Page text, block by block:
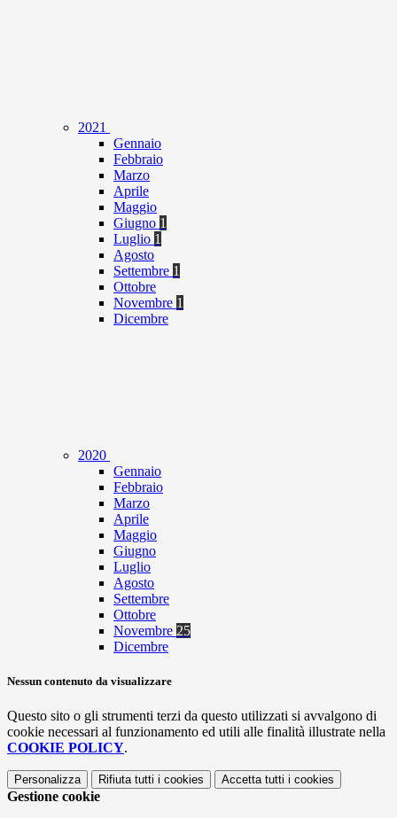
2021
Gennaio
Febbraio
Marzo
Aprile
Maggio
Giugno 1
Luglio 1
Agosto
Settembre 1
Ottobre
Novembre 1
Dicembre
2020
Gennaio
Febbraio
Marzo
Aprile
Maggio
Giugno
Luglio
Agosto
Settembre
Ottobre
Novembre 25
Dicembre
Nessun contenuto da visualizzare
Questo sito o gli strumenti terzi da questo utilizzati si avvalgono di
cookie necessari al funzionamento ed utili alle finalità illustrate nella
COOKIE POLICY.
Personalizza Rifiuta tutti i cookies Accetta tutti i cookies
Gestione cookie